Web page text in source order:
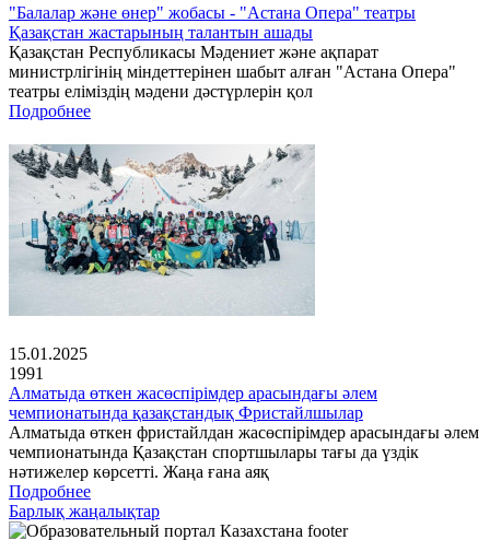
"Балалар және өнер" жобасы - "Астана Опера" театры
Қазақстан жастарының талантын ашады
Қазақстан Республикасы Мәдениет және ақпарат
министрлігінің міндеттерінен шабыт алған "Астана Опера"
театры еліміздің мәдени дәстүрлерін қол
Подробнее
15.01.2025
1991
Алматыда өткен жасөспірімдер арасындағы әлем
чемпионатында қазақстандық Фристайлшылар
Алматыда өткен фристайлдан жасөспірімдер арасындағы әлем
чемпионатында Қазақстан спортшылары тағы да үздік
нәтижелер көрсетті. Жаңа ғана аяқ
Подробнее
Барлық жаңалықтар